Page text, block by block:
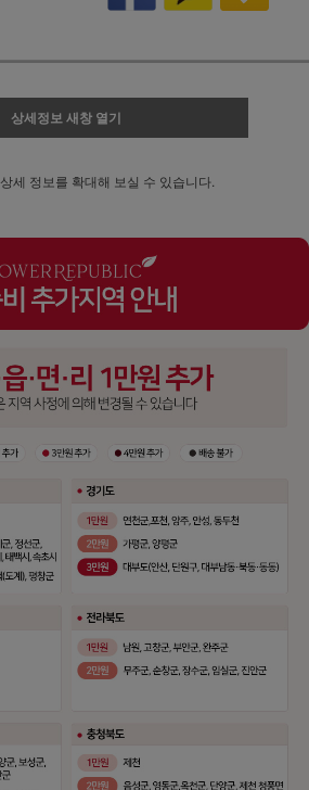
상세정보 새창 열기
상세 정보를 확대해 보실 수 있습니다.